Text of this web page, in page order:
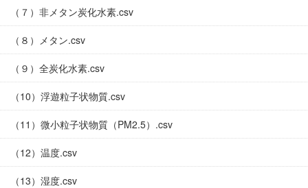
（７）非メタン炭化水素.csv
（８）メタン.csv
（９）全炭化水素.csv
（10）浮遊粒子状物質.csv
（11）微小粒子状物質（PM2.5）.csv
（12）温度.csv
（13）湿度.csv